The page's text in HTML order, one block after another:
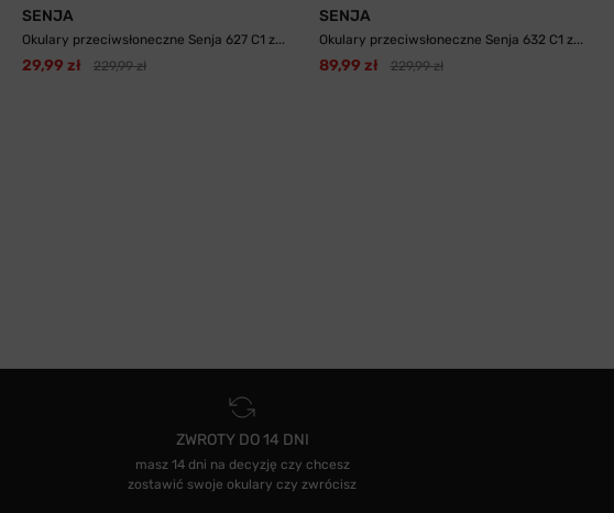
SENJA
Okulary przeciwsłoneczne Senja 627 C1 z...
29,99 zł 229,99 zł
SENJA
Okulary przeciwsłoneczne Senja 632 C1 z...
89,99 zł 229,99 zł
ZWROTY DO 14 DNI
masz 14 dni na decyzję czy chcesz
zostawić swoje okulary czy zwrócisz